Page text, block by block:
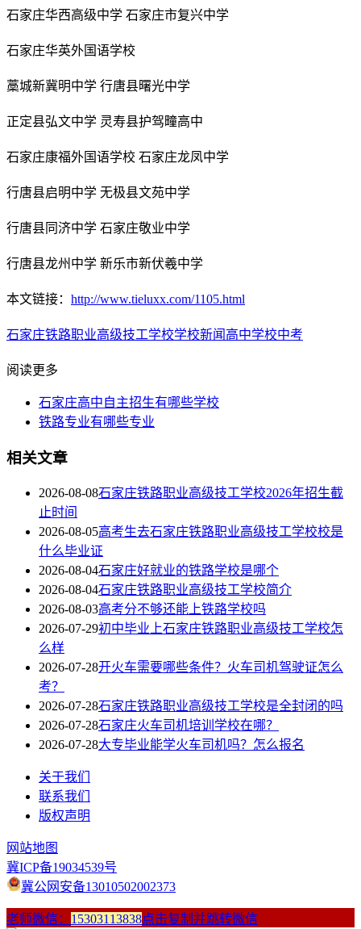
石家庄华西高级中学 石家庄市复兴中学
石家庄华英外国语学校
藁城新冀明中学 行唐县曙光中学
正定县弘文中学 灵寿县护驾疃高中
石家庄康福外国语学校 石家庄龙凤中学
行唐县启明中学 无极县文苑中学
行唐县同济中学 石家庄敬业中学
行唐县龙州中学 新乐市新伏羲中学
本文链接： http://www.tieluxx.com/1105.html
石家庄铁路职业高级技工学校学校新闻 高中学校中考
阅读更多
石家庄高中自主招生有哪些学校
铁路专业有哪些专业
相关文章
2026-08-08石家庄铁路职业高级技工学校2026年招生截
止时间
2026-08-05高考生去石家庄铁路职业高级技工学校校是
什么毕业证
2026-08-04石家庄好就业的铁路学校是哪个
2026-08-04石家庄铁路职业高级技工学校简介
2026-08-03高考分不够还能上铁路学校吗
2026-07-29初中毕业上石家庄铁路职业高级技工学校怎
么样
2026-07-28开火车需要哪些条件？火车司机驾驶证怎么
考？
2026-07-28石家庄铁路职业高级技工学校是全封闭的吗
2026-07-28石家庄火车司机培训学校在哪？
2026-07-28大专毕业能学火车司机吗？怎么报名
关于我们
联系我们
版权声明
网站地图
冀ICP备19034539号
冀公网安备13010502002373
老师微信： 15303113838点击复制并跳转微信